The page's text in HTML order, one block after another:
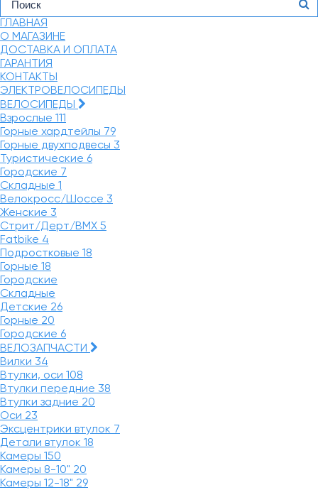
ГЛАВНАЯ
О МАГАЗИНЕ
ДОСТАВКА И ОПЛАТА
ГАРАНТИЯ
КОНТАКТЫ
ЭЛЕКТРОВЕЛОСИПЕДЫ
ВЕЛОСИПЕДЫ
Взрослые 111
Горные хардтейлы 79
Горные двухподвесы 3
Туристические 6
Городские 7
Складные 1
Велокросс/Шоссе 3
Женские 3
Стрит/Дерт/BMX 5
Fatbike 4
Подростковые 18
Горные 18
Городские
Складные
Детские 26
Горные 20
Городские 6
ВЕЛОЗАПЧАСТИ
Вилки 34
Втулки, оси 108
Втулки передние 38
Втулки задние 20
Оси 23
Эксцентрики втулок 7
Детали втулок 18
Камеры 150
Камеры 8-10" 20
Камеры 12-18" 29